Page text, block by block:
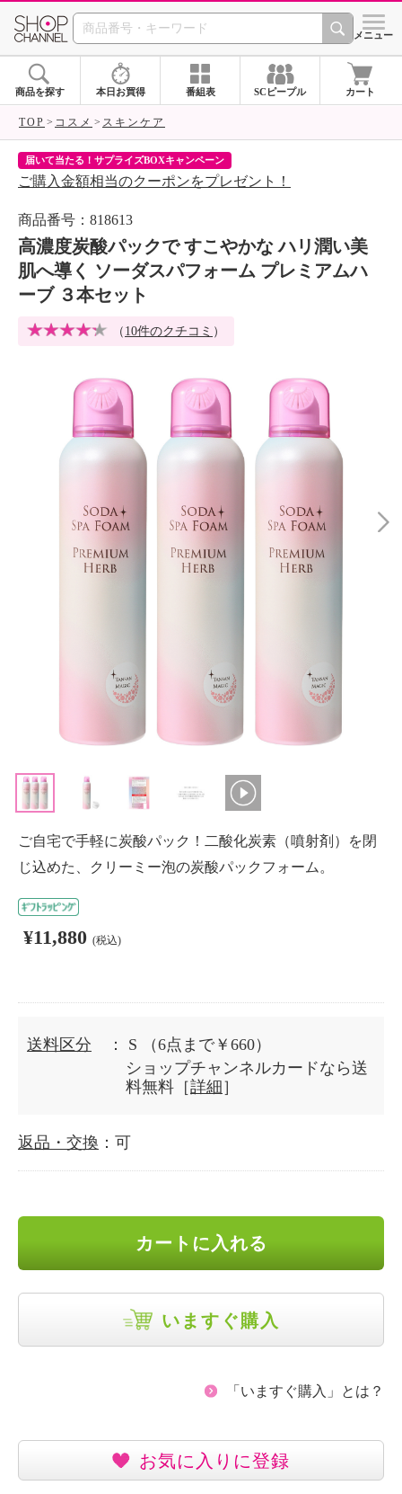
SHOP CHANNEL シメニュー
商品を探す 本日お買得 番組表 SCピープル カート
TOP コスメ スキンケア
届いて当たる！サプライズBOXキャンペーン
ご購入金額相当のクーポンをプレゼント！
商品番号：818613
高濃度炭酸パックで すこやかな ハリ潤い美
肌へ導く ソーダスパフォーム プレミアムハ
ーブ ３本セット
（ 10件のクチコミ ）
ご自宅で手軽に炭酸パック！二酸化炭素（噴射剤）を閉
じ込めた、クリーミー泡の炭酸パックフォーム。
¥11,880 (税込)
送料区分 ： S
（6点まで￥660）
ショップチャンネルカードなら送
料無料［詳細 ］
返品・交換 ：可
カートに入れる
いますぐ購入
「いますぐ購入」とは？
お気に入りに登録